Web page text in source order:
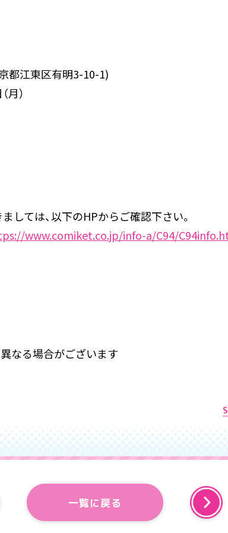
都江東区有明3-10-1)
月）
ては、以下のHPからご確認下さい。
www.comiket.co.jp/info-a/C94/
なる場合がございます
一覧に戻る